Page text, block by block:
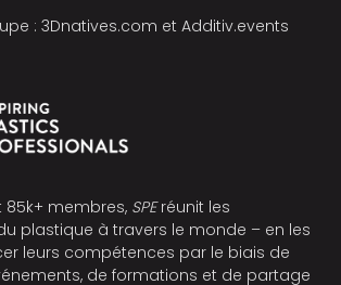
: 3Dnatives.com et Additiv.events
85k+ membres, SPEréunit les
plastique à travers le monde – en les
leurs compétences par le biais de
de formations et de partage